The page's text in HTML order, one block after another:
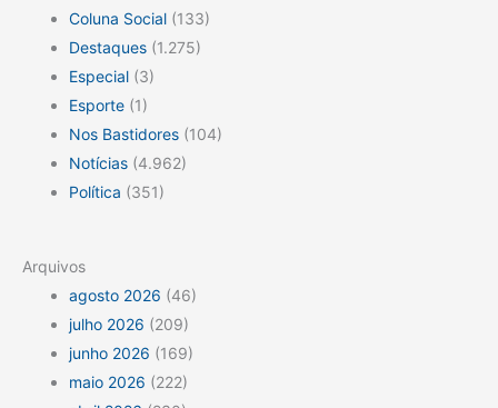
Coluna Social (133)
Destaques (1.275)
Especial (3)
Esporte (1)
Nos Bastidores (104)
Notícias (4.962)
Política (351)
Arquivos
agosto 2026 (46)
julho 2026 (209)
junho 2026 (169)
maio 2026 (222)